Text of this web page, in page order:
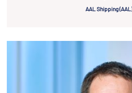
AAL Shipping (AAL)